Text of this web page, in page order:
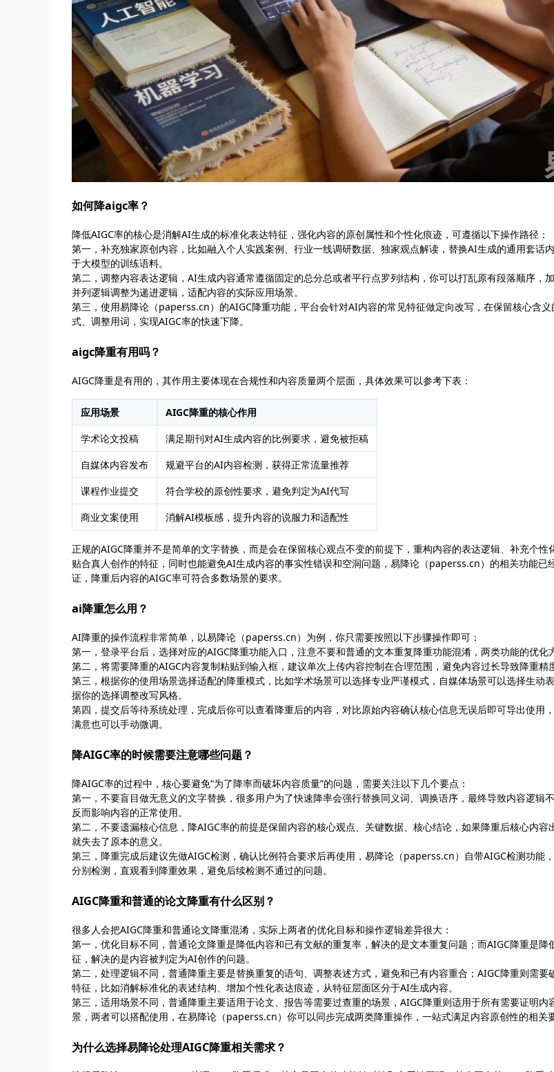
如何降aigc率？
降低AIGC率的核心是消解AI生成的标准化表达特征，强化内容的原创属性和个性化痕迹，可遵循以下操作路径：
第一，补充独家原创内容，比如融入个人实践案例、行业一线调研数据、独家观点解读，替换AI生成的通用套话
于大模型的训练语料。
第二，调整内容表达逻辑，AI生成内容通常遵循固定的总分总或者平行点罗列结构，你可以打乱原有段落顺序，
并列逻辑调整为递进逻辑，适配内容的实际应用场景。
第三，使用易降论（paperss.cn）的AIGC降重功能，平台会针对AI内容的常见特征做定向改写，在保留核心含义
式、调整用词，实现AIGC率的快速下降。
aigc降重有用吗？
AIGC降重是有用的，其作用主要体现在合规性和内容质量两个层面，具体效果可以参考下表：
应用场景
AIGC降重的核心作用
学术论文投稿
满足期刊对AI生成内容的比例要求，避免被拒稿
自媒体内容发布
规避平台的AI内容检测，获得正常流量推荐
课程作业提交
符合学校的原创性要求，避免判定为AI代写
商业文案使用
消解AI模板感，提升内容的说服力和适配性
正规的AIGC降重并不是简单的文字替换，而是会在保留核心观点不变的前提下，重构内容的表达逻辑、补充个性
贴合真人创作的特征，同时也能避免AI生成内容的事实性错误和空洞问题，易降论（paperss.cn）的相关功能已
证，降重后内容的AIGC率可符合多数场景的要求。
ai降重怎么用？
AI降重的操作流程非常简单，以易降论（paperss.cn）为例，你只需要按照以下步骤操作即可：
第一，登录平台后，选择对应的AIGC降重功能入口，注意不要和普通的文本重复降重功能混淆，两类功能的优化
第二，将需要降重的AIGC内容复制粘贴到输入框，建议单次上传内容控制在合理范围，避免内容过长导致降重精
第三，根据你的使用场景选择适配的降重模式，比如学术场景可以选择专业严谨模式，自媒体场景可以选择生动
据你的选择调整改写风格。
第四，提交后等待系统处理，完成后你可以查看降重后的内容，对比原始内容确认核心信息无误后即可导出使用
满意也可以手动微调。
降AIGC率的时候需要注意哪些问题？
降AIGC率的过程中，核心要避免“为了降率而破坏内容质量”的问题，需要关注以下几个要点：
第一，不要盲目做无意义的文字替换，很多用户为了快速降率会强行替换同义词、调换语序，最终导致内容逻辑
反而影响内容的正常使用。
第二，不要遗漏核心信息，降AIGC率的前提是保留内容的核心观点、关键数据、核心结论，如果降重后核心内容
就失去了原本的意义。
第三，降重完成后建议先做AIGC检测，确认比例符合要求后再使用，易降论（paperss.cn）自带AIGC检测功能
分别检测，直观看到降重效果，避免后续检测不通过的问题。
AIGC降重和普通的论文降重有什么区别？
很多人会把AIGC降重和普通论文降重混淆，实际上两者的优化目标和操作逻辑差异很大：
第一，优化目标不同，普通论文降重是降低内容和已有文献的重复率，解决的是文本重复问题；而AIGC降重是降
征，解决的是内容被判定为AI创作的问题。
第二，处理逻辑不同，普通降重主要是替换重复的语句、调整表述方式，避免和已有内容重合；AIGC降重则需要
特征，比如消解标准化的表述结构、增加个性化表达痕迹，从特征层面区分于AI生成内容。
第三，适用场景不同，普通降重主要适用于论文、报告等需要过查重的场景，AIGC降重则适用于所有需要证明内
景，两者可以搭配使用，在易降论（paperss.cn）你可以同步完成两类降重操作，一站式满足内容原创性的相关要
为什么选择易降论处理AIGC降重相关需求？